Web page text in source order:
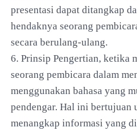
presentasi dapat ditangkap
hendaknya seorang
secara berulang-ulang.
6. Prinsip Pengertian, ketika
seorang pembicara dalam
menggunakan bahasa yang
pendengar. Hal ini bertujuan
menangkap informasi yang